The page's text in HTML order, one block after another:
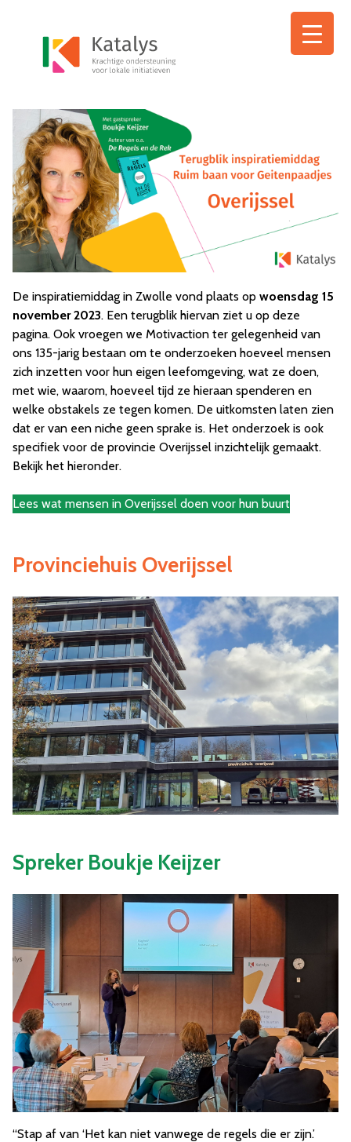
De inspiratiemiddag in Zwolle vond plaats op woensdag 15
november 2023. Een terugblik hiervan ziet u op deze
pagina. Ook vroegen we Motivaction ter gelegenheid van
ons 135-jarig bestaan om te onderzoeken hoeveel mensen
zich inzetten voor hun eigen leefomgeving, wat ze doen,
met wie, waarom, hoeveel tijd ze hieraan spenderen en
welke obstakels ze tegen komen. De uitkomsten laten zien
dat er van een niche geen sprake is. Het onderzoek is ook
specifiek voor de provincie Overijssel inzichtelijk gemaakt.
Bekijk het hieronder.
Lees wat mensen in Overijssel doen voor hun buurt
Provinciehuis Overijssel
Spreker Boukje Keijzer
“Stap af van ‘Het kan niet vanwege de regels die er zijn.’